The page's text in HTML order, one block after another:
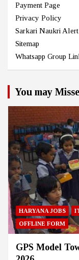
Payment Page
Privacy Policy
Sarkari Naukri Alert
Sitemap
Whatsapp Group
You may
HARYANA JOBS
OFFLINE FORM
GPS Model